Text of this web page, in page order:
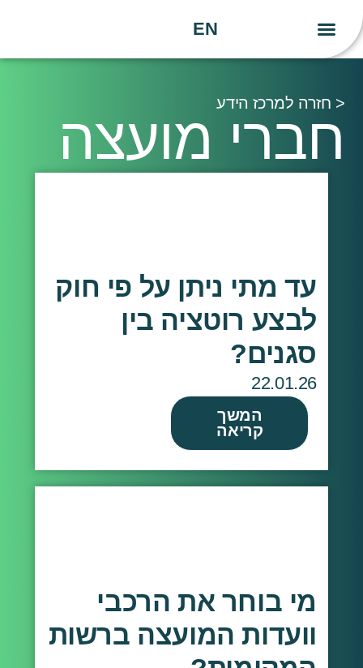
EN
< חזרה למרכז הידע
חברי מועצה
עד מתי ניתן על פי חוק
לבצע רוטציה בין
סגנים?
22.01.26
המשך
קריאה
מי בוחר את הרכבי
וועדות המועצה ברשות